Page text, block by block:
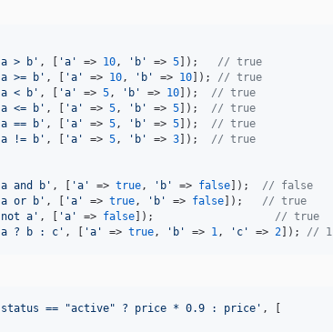
a > b ' , [ 'a ' => 10, ' b ' => 5 ]); // true
a >= b ' , [ 'a ' => 10, ' b ' => 10 ]); // true
a < b ' , [ 'a ' => 5, ' b ' => 10 ]); // true
a <= b ' , [ 'a ' => 5, ' b ' => 5 ]); // true
a == b ' , [ 'a ' => 5, ' b ' => 5 ]); // true
a != b ' , [ 'a ' => 5, ' b ' => 3 ]); // true
a and b ' , [ 'a ' => true, ' b ' => false ]); // false
a or b ' , [ 'a ' => true, ' b ' => false ]); // true
not a ' , [ 'a ' => false ]); // true
a ? b : c ' , [ 'a ' => true, ' b ' => 1, ' c ' => 2 ]); // 1
status == "active" ? price * 0.9 : price ' , [